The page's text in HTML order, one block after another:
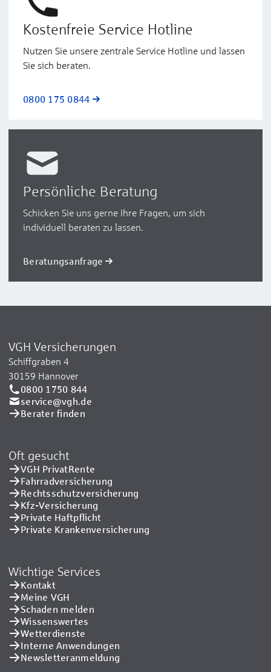
Kostenfreie Service Hotline
Nutzen Sie unsere zentrale Service Hotline und lassen
Sie sich beraten.
0800 175 0844
Persönliche Beratung
Schicken Sie uns gerne Ihre Fragen, um sich
individuell beraten zu lassen.
Beratungsanfrage
VGH Versicherungen
Schiffgraben 4
30159 Hannover
0800 1750 844
service@vgh.de
Berater finden
Oft gesucht
VGH PrivatRente
Fahrradversicherung
Rechtsschutzversicherung
Kfz-Versicherung
Private Haftpflicht
Private Kranken­versicherung
Wichtige Services
Kontakt
Meine VGH
Schaden melden
Wissenswertes
Wetterdienste
Interne Anwendungen
Newsletteranmeldung